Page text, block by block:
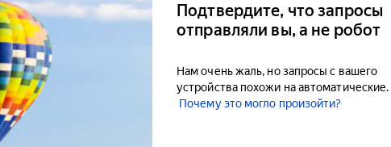
Подтвердите, что запросы
отправляли вы, а не робот
Нам очень жаль, но запросы с вашего
устройства похожи на автоматические.
Почему это могло произойти?